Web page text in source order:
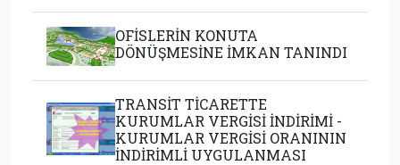
OFİSLERİN KONUTA
DÖNÜŞMESİNE İMKAN TANINDI
TRANSİT TİCARETTE
KURUMLAR VERGİSİ İNDİRİMİ -
KURUMLAR VERGİSİ ORANININ
İNDİRİMLİ UYGULANMASI